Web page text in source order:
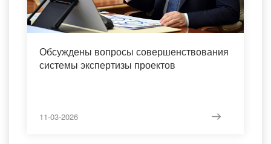
Обсуждены вопросы совершенствования
системы экспертизы проектов
11-03-2026